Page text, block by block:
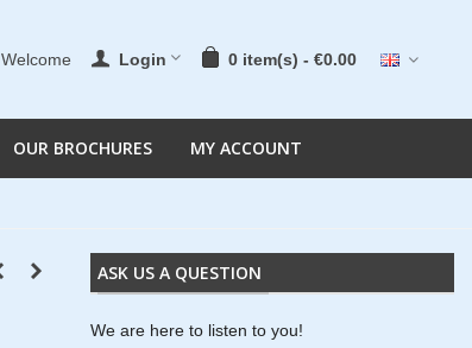
Welcome Login 0 item(s) - €0.00
OUR BROCHURES MY ACCOUNT
ASK US A QUESTION
We are here to listen to you!